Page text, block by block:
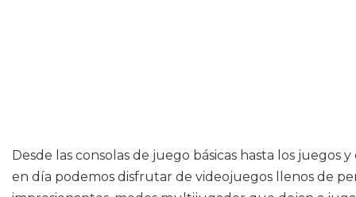
Desde las consolas de juego básicas hasta los
en día podemos disfrutar de videojuegos llenos de